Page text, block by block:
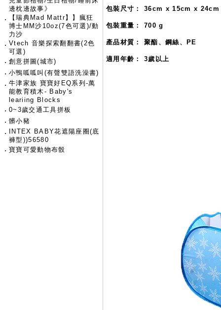
邊枕邊故事》
‧
【瑞典Mad Mattr】】瘋狂
博士MM沙10oz(7色可選)/動
力沙
‧ Vtech 音樂探索翻翻書(2色
可選)
‧ 創意拼圖(城市)
‧ 小鴨呱呱叫(有聲雙語洗澡書)
‧ 牛津家族 寶寶好EQ系列-萬
能教育積木- Baby's
leariing Blocks
‧ 0~3歲交通工具拼板
‧ 髒小豬
‧
INTEX BABY花遮陽座圈(底
褲型))56580
‧ 寶寶可愛動物布骰
包裝尺寸： 36cm x 15cm x 24cm
包裝重量： 700 g
產品材質： 聚酯、鋼絲、PE
適用年齡： 3歲以上